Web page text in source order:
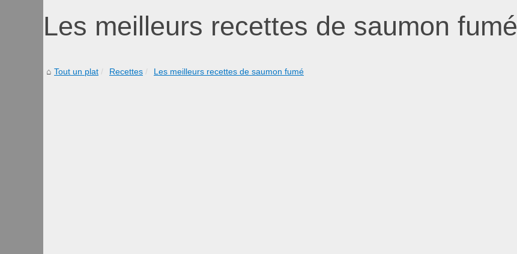
Les meilleurs recettes de saumon fumé
Tout un plat Recettes Les meilleurs recettes de saumon fumé